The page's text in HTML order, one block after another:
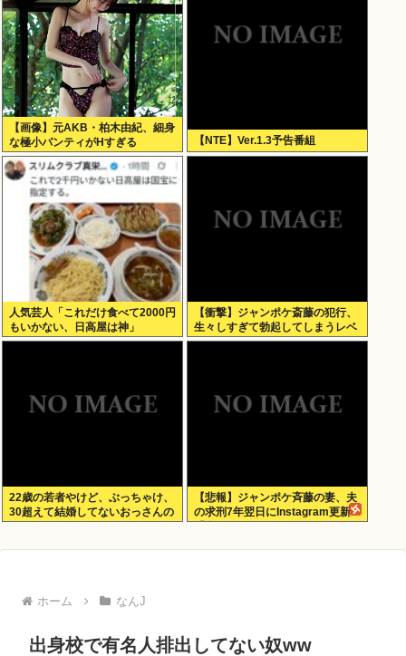
【画像】元AKB・柏木由紀、細身
な極小パンティがHすぎる
【NTE】Ver.1.3予告番組
人気芸人「これだけ食べて2000円
もいかない、日高屋は神」
【衝撃】ジャンポケ斎藤の犯行、
生々しすぎて勃起してしまうレベ
ルwww
22歳の若者やけど、ぶっちゃけ、
30超えて結婚してないおっさんの
【悲報】ジャンポケ斉藤の妻、夫
の求刑7年翌日にInstagram更新
ホーム なんJ
出身校で有名人排出してない奴ww